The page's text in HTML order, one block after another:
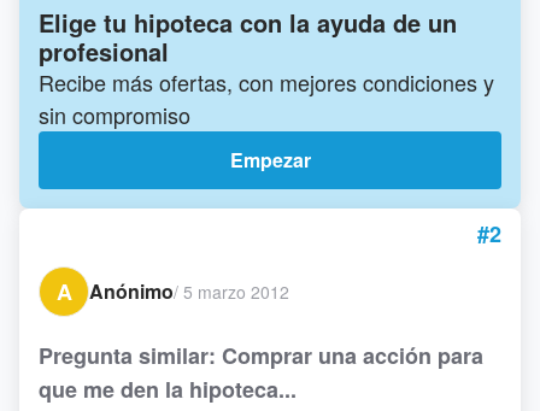
Elige tu hipoteca con la ayuda de un
profesional
Recibe más ofertas, con mejores condiciones y
sin compromiso
Empezar
#2
A
Anónimo/ 5 marzo 2012
Pregunta similar: Comprar una acción para
que me den la hipoteca...